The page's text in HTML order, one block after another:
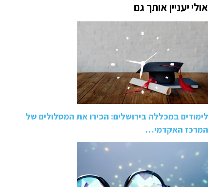
אולי יעניין אותך גם
לימודים במכללה בירושלים: הכירו את המסלולים של
המרכז האקדמי…